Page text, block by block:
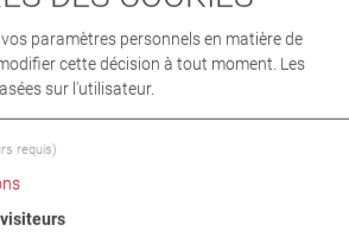
le client : la prévention de
mesure exacts de l’équipement
d’éviter des dommages
usure prématurée. Des pneus
non seulement entraîner des
mais également conduire à des
paramètres personnels en matière de
cette décision à tout moment. Les
sur l'utilisateur.
requis)